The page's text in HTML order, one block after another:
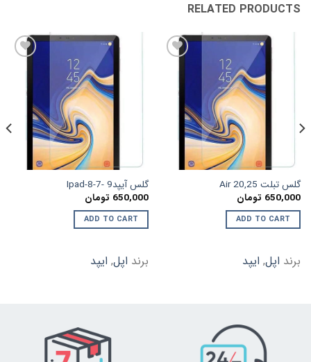
RELATED PRODUCTS
مندی
گلس تبلت Air 20,25
650,000 تومان
ADD TO CART
برند اپل, ایپد
مندی
گلس آیپد9 -7-8-Ipad
650,000 تومان
ADD TO CART
برند اپل, ایپد